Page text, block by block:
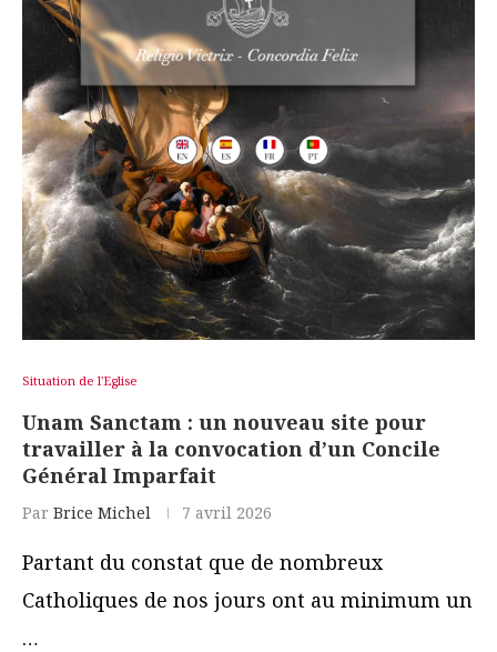
Situation de l'Eglise
Unam Sanctam : un nouveau site pour
travailler à la convocation d’un Concile
Général Imparfait
Par Brice Michel 7 avril 2026
Partant du constat que de nombreux
Catholiques de nos jours ont au minimum un
…